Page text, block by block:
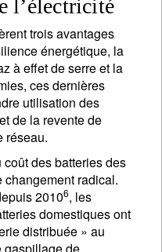
l’électricité
trois avantages
énergétique, la
à effet de serre et la
ces dernières
utilisation des
de la revente de
réseau.
des batteries des
radical.
20106, les
domestiques ont
distribuée » au
gaspillage de